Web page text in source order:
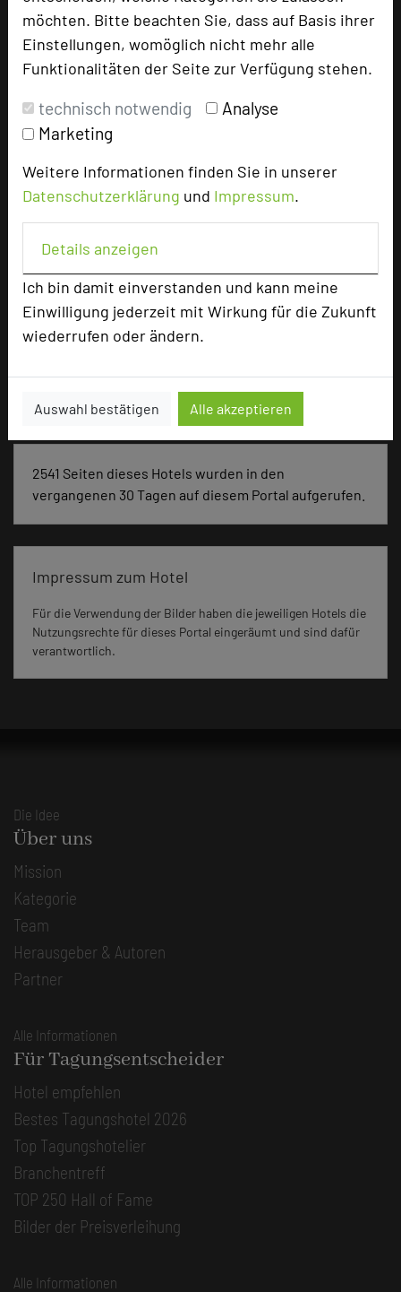
möchten. Bitte beachten Sie, dass auf Basis ihrer
Einstellungen, womöglich nicht mehr alle
Funktionalitäten der Seite zur Verfügung stehen.
technisch notwendig
Analyse
Marketing
Weitere Informationen finden Sie in unserer
Datenschutzerklärung und Impressum.
Details anzeigen
Ich bin damit einverstanden und kann meine
Einwilligung jederzeit mit Wirkung für die Zukunft
wiederrufen oder ändern.
Auswahl bestätigen Alle akzeptieren
Hoteldaten
U-Form
Parlamentarisch
Tagungsräume
Suiten
Besonders geeignet für
Seminar, Konferenz, Klausur
2541 Seiten dieses Hotels wurden in den
vergangenen 30 Tagen auf diesem Portal aufgerufen.
Impressum zum Hotel
Für die Verwendung der Bilder haben die jeweiligen Hotels die
Nutzungsrechte für dieses Portal eingeräumt und sind dafür
verantwortlich.
Die Idee
Über uns
Mission
Kategorie
Team
Herausgeber & Autoren
Partner
Alle Informationen
Für Tagungsentscheider
Hotel empfehlen
Bestes Tagungshotel 2026
Top Tagungshotelier
Branchentreff
TOP 250 Hall of Fame
Bilder der Preisverleihung
Alle Informationen